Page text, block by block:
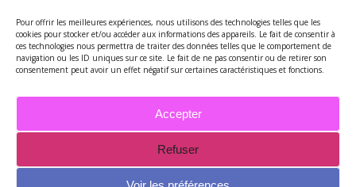
Pour offrir les meilleures expériences, nous utilisons des technologies telles que les
cookies pour stocker et/ou accéder aux informations des appareils. Le fait de consentir à
ces technologies nous permettra de traiter des données telles que le comportement de
navigation ou les ID uniques sur ce site. Le fait de ne pas consentir ou de retirer son
consentement peut avoir un effet négatif sur certaines caractéristiques et fonctions.
Accepter
Refuser
Archives
2026 - Tous droits réservés - Merci de contacter Marie-Maguelone